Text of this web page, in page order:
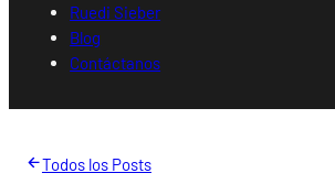
Ruedi Sieber
Blog
Contáctanos
Todos los Posts